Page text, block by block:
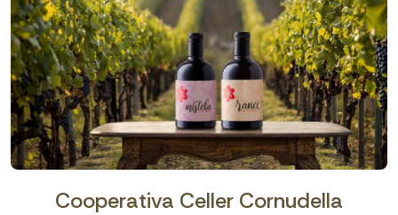
Cooperativa Celler Cornudella